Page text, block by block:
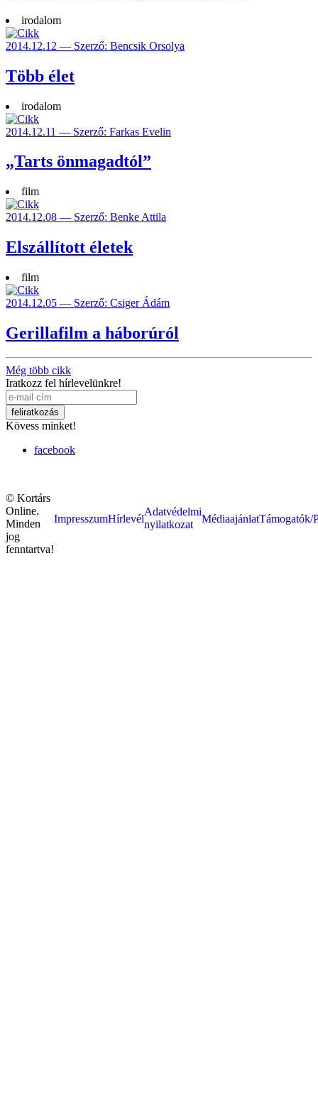
irodalom
2014.12.12 — Szerző: Bencsik Orsolya
Több élet
irodalom
2014.12.11 — Szerző: Farkas Evelin
„Tarts önmagadtól”
film
2014.12.08 — Szerző: Benke Attila
Elszállított életek
film
2014.12.05 — Szerző: Csiger Ádám
Gerillafilm a háborúról
Még több cikk
Iratkozz fel hírlevelünkre!
Kövess minket!
facebook
© Kortárs
Online.
Minden
jog
fenntartva!
ImpresszumHírlevél
Adatvédelmi
nyilatkozat
MédiaajánlatTámogatók/